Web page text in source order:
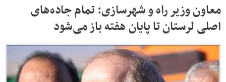
معاون وزیر راه و شهرسازی: تمام جاده‌های
اصلی لرستان تا پایان هفته باز می‌شود